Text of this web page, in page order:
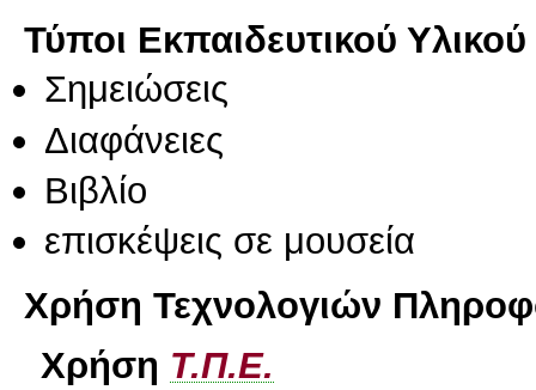
Τύποι Εκπαιδευτικού Υλικού
Σημειώσεις
Διαφάνειες
Βιβλίο
επισκέψεις σε μουσεία
Χρήση Τεχνολογιών
Χρήση Τ.Π.Ε.